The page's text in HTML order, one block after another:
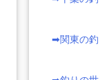
➡関東の釣